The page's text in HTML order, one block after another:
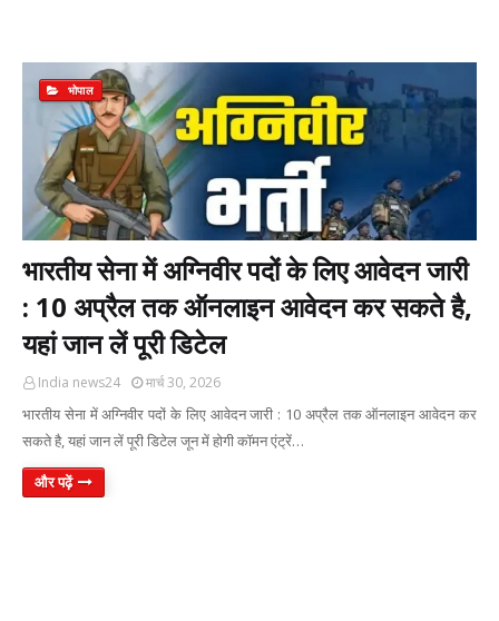
भोपाल
भारतीय सेना में अग्निवीर पदों के लिए आवेदन जारी
: 10 अप्रैल तक ऑनलाइन आवेदन कर सकते है,
यहां जान लें पूरी डिटेल
India news24 मार्च 30, 2026
भारतीय सेना में अग्निवीर पदों के लिए आवेदन जारी : 10 अप्रैल तक ऑनलाइन आवेदन कर
सकते है, यहां जान लें पूरी डिटेल जून में होगी कॉमन एंट्रें…
और पढ़ें